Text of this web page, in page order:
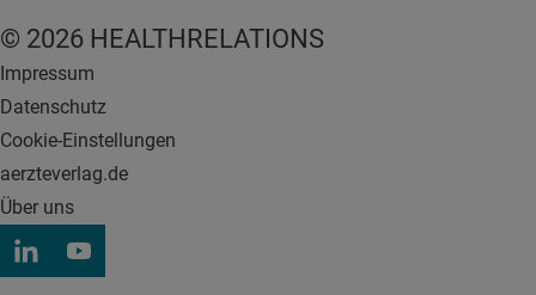
© 2026 HEALTHRELATIONS
Impressum
Datenschutz
Cookie-Einstellungen
aerzteverlag.de
Über uns